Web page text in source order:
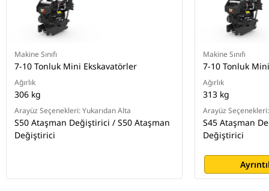
Makine Sınıfı
7-10 Tonluk Mini Ekskavatörler
Ağırlık
306 kg
Arayüz Seçenekleri: Yukarıdan Alta
S50 Ataşman Değiştirici / S50 Ataşman
Değiştirici
Makine Sınıfı
7-10 Tonluk
Ağırlık
313 kg
Arayüz
S45 Ataşman
Değiştirici